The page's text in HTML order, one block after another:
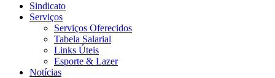
Sindicato
Serviços
Serviços Oferecidos
Tabela Salarial
Links Úteis
Esporte & Lazer
Notícias